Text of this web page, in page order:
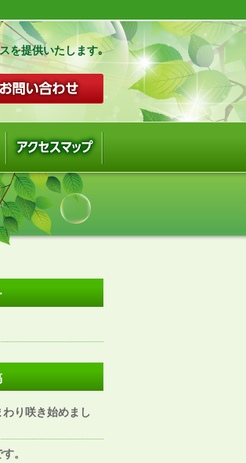
を提供いたします｡
り咲き始めまし
。